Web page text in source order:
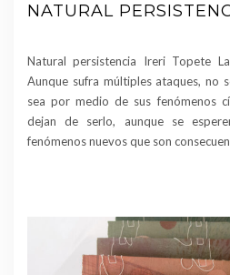
NATURAL
Natural persistencia Ireri Topete
Aunque sufra múltiples ataques, no
sea por medio de sus fenómenos
dejan de serlo, aunque se
fenómenos nuevos que son